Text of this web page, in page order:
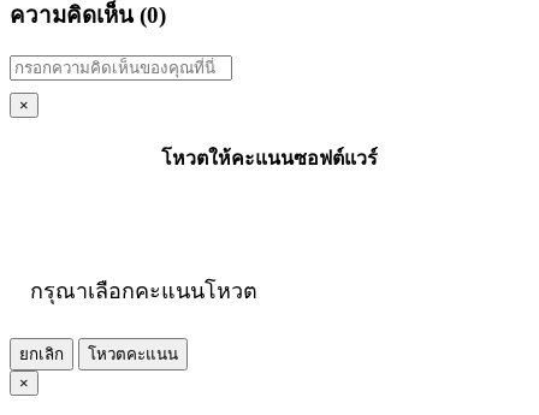
ความคิดเห็น (0)
×
โหวตให้คะแนนซอฟต์แวร์
กรุณาเลือกคะแนนโหวต
ยกเลิก
โหวตคะแนน
×